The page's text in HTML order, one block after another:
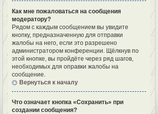
Как мне пожаловаться на сообщения
модератору?
Рядом с каждым сообщением вы увидите
кнопку, предназначенную для отправки
жалобы на него, если это разрешено
администратором конференции. Щёлкнув по
этой кнопке, вы пройдёте через ряд шагов,
необходимых для оправки жалобы на
сообщение.
Вернуться к началу
Что означает кнопка «Сохранить» при
создании сообщения?